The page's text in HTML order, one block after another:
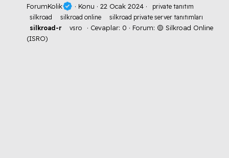
ForumKolik
Konu 22 Ocak 2024
private tanıtım
silkroad
silkroad online
silkroad private server tanıtımları
silkroad-r
vsro Cevaplar: 0 Forum: 🟡 Silkroad Online
(ISRO)